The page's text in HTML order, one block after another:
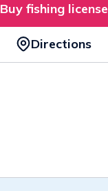
Buy fishing license
Directions